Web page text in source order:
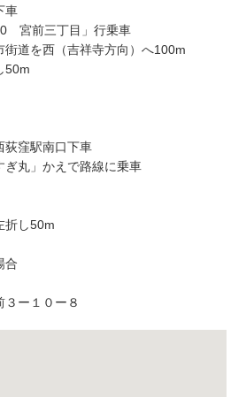
車
宮前三丁目」行乗車
街道を西（吉祥寺方向）へ100m
50m
窪駅南口下車
ぎ丸」かえで路線に乗車
折し50m
合
ー１０ー８